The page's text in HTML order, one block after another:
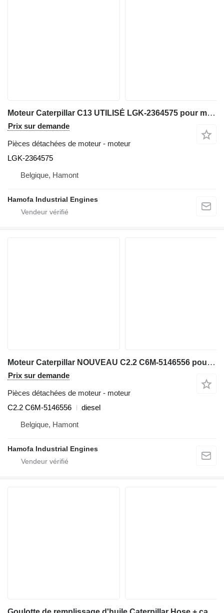
Moteur Caterpillar C13 UTILISÉ LGK-2364575 pour matériel de TP
Prix sur demande
Pièces détachées de moteur - moteur
LGK-2364575
Belgique, Hamont
Hamofa Industrial Engines
Moteur Caterpillar NOUVEAU C2.2 C6M-5146556 pour matériel de TP
Prix sur demande
Pièces détachées de moteur - moteur
C2.2 C6M-5146556
diesel
Belgique, Hamont
Hamofa Industrial Engines